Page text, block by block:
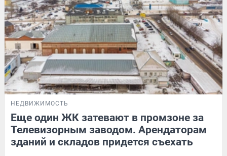
НЕДВИЖИМОСТЬ
Еще один ЖК затевают в промзоне за
Телевизорным заводом. Арендаторам
зданий и складов придется съехать